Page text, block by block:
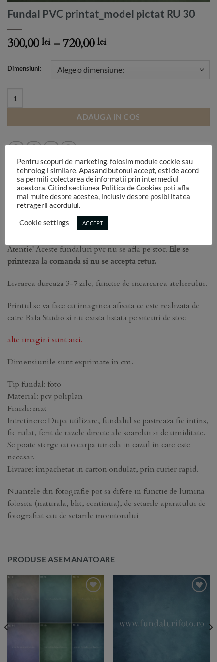
Fundal PVC printat_model pictat RU 30
300,00 lei –720,00 leiPrice
300,00 lei
through
Dimensiuni:
ADAUGA IN COS
DESCRIERE
INFORMATII SUPLIMENTARE
Atentie! Aceste fundaluri pvc nu se afla pe stoc.Ele se
printeaza la comanda si nu se accepta retur.
Livrarea dureaza 3-7 zile, functie de incarcarea atelierului.
Printul se va face cu imaginea afisata ce este realizata de
catre Rafa Studio si nu exista listata pe siteuri de stoc
alte imagini sunt aici.
Dimensiunile sunt exprimate in cm.
Tip fundal: foto
Material: pcv poliplan
Finish: mat
Intretinere: Dupa utilizare, fundalul se pastreaza fie intins,
fie rulat, ferit de razele directe ale soarelui si de umiditate.
Se poate sterge cu o carpa umeda in cazul in care este
necesar.
Livrare: impachetat in carton ondulat, prin curier rapid.
Nuantele din fotografie pot sa difere in functie de lumina
folosita (naturala, blit, continua), de setarile aparatului de
fotografiat sau de setarile monitorului
PRODUSE ASEMANATOARE
Pentru scopuri de marketing, folosim module cookie sau
tehnologii similare. Apasand butonul accept, esti de acord
sa permiti colectarea de informatii prin intermediul
acestora. Citind sectiunea Politica de Cookies poti afla
mai multe despre acestea, inclusiv despre posibilitatea
retragerii acordului.
Cookie settings ACCEPT